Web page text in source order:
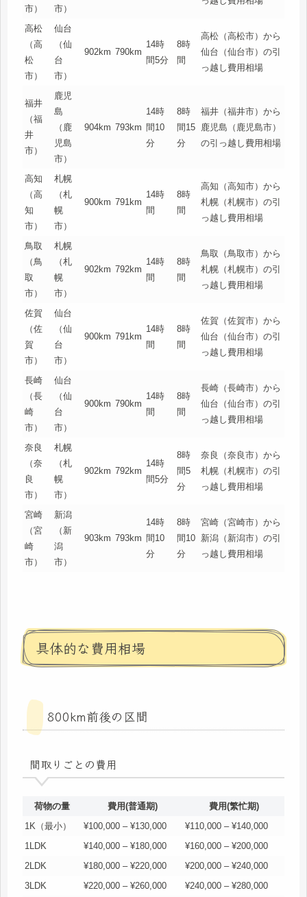
市）
市）
高松
（高
松
市）
仙台
（仙
台
市）
902km 790km
14時
間5分
8時
間
高松（高松市）から
仙台（仙台市）の引
っ越し費用相場
福井
（福
井
市）
鹿児
島
（鹿
児島
市）
904km 793km
14時
間10
分
8時
間15
分
福井（福井市）から
鹿児島（鹿児島市）
の引っ越し費用相場
高知
（高
知
市）
札幌
（札
幌
市）
900km 791km
14時
間
8時
間
高知（高知市）から
札幌（札幌市）の引
っ越し費用相場
鳥取
（鳥
取
市）
札幌
（札
幌
市）
902km 792km
14時
間
8時
間
鳥取（鳥取市）から
札幌（札幌市）の引
っ越し費用相場
佐賀
（佐
賀
市）
仙台
（仙
台
市）
900km 791km
14時
間
8時
間
佐賀（佐賀市）から
仙台（仙台市）の引
っ越し費用相場
長崎
（長
崎
市）
仙台
（仙
台
市）
900km 790km
14時
間
8時
間
長崎（長崎市）から
仙台（仙台市）の引
っ越し費用相場
奈良
（奈
良
市）
札幌
（札
幌
市）
902km 792km
14時
間5分
8時
間5
分
奈良（奈良市）から
札幌（札幌市）の引
っ越し費用相場
宮崎
（宮
崎
市）
新潟
（新
潟
市）
903km 793km
14時
間10
分
8時
間10
分
宮崎（宮崎市）から
新潟（新潟市）の引
っ越し費用相場
具体的な費用相場
800km前後の区間
間取りごとの費用
荷物の量 費用(普通期)
費用(繁忙期)
1K（最小）
¥100,000 – ¥130,000
¥110,000 – ¥140,000
1LDK
¥140,000 – ¥180,000
¥160,000 – ¥200,000
2LDK
¥180,000 – ¥220,000
¥200,000 – ¥240,000
3LDK
¥220,000 – ¥260,000
¥240,000 – ¥280,000